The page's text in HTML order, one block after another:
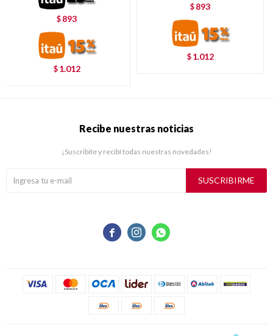
$ 893
$ 1.012
$ 893
$ 1.012
  
Recibe nuestras noticias
¡Suscribite y recibí todas nuestras novedades!
SUSCRIBIRME